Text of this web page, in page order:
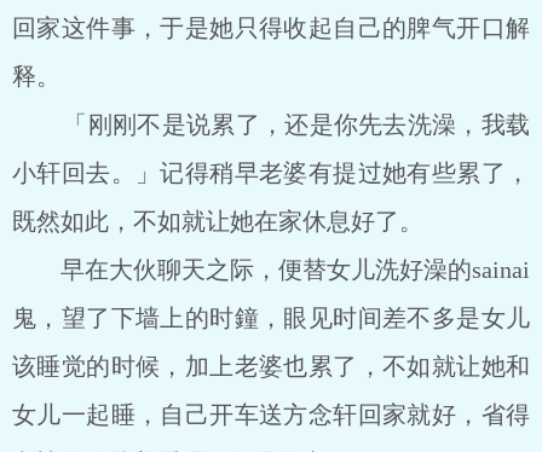
回家这件事，于是她只得收起自己的脾气开口解
释。
「刚刚不是说累了，还是你先去洗澡，我载
小轩回去。」记得稍早老婆有提过她有些累了，
既然如此，不如就让她在家休息好了。
早在大伙聊天之际，便替女儿洗好澡的sainai
鬼，望了下墙上的时鐘，眼见时间差不多是女儿
该睡觉的时候，加上老婆也累了，不如就让她和
女儿一起睡，自己开车送方念轩回家就好，省得